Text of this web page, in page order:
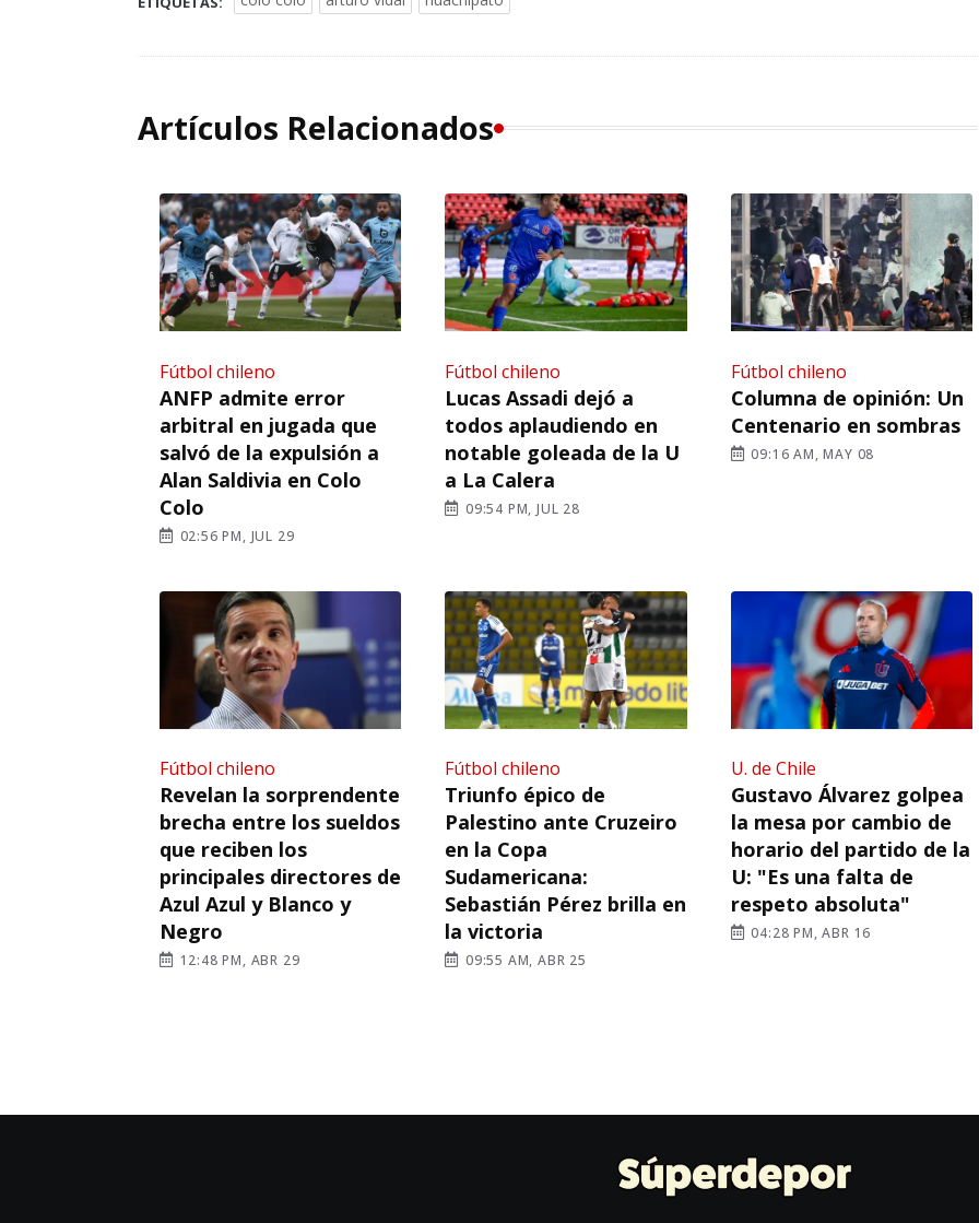
Artículos Relacionados
Fútbol chileno
ANFP admite error
arbitral en jugada que
salvó de la expulsión a
Alan Saldivia en Colo
Colo
02:56 PM, JUL 29
Fútbol chileno
Lucas Assadi dejó a
todos aplaudiendo en
notable goleada de la U
a La Calera
09:54 PM, JUL 28
Fútbol chileno
Columna de opinión: Un
Centenario en sombras
09:16 AM, MAY 08
Fútbol chileno
Revelan la sorprendente
brecha entre los sueldos
que reciben los
principales directores de
Azul Azul y Blanco y
Negro
12:48 PM, ABR 29
Fútbol chileno
Triunfo épico de
Palestino ante Cruzeiro
en la Copa
Sudamericana:
Sebastián Pérez brilla en
la victoria
09:55 AM, ABR 25
U. de Chile
Gustavo Álvarez golpea
la mesa por cambio de
horario del partido de la
U: "Es una falta de
respeto absoluta"
04:28 PM, ABR 16